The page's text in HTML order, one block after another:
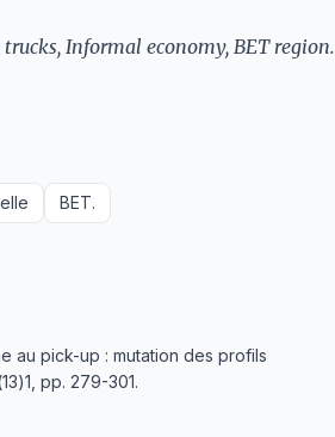
Informal economy, BET region.
BET.
au pick-up : mutation des profils
pp. 279-301.